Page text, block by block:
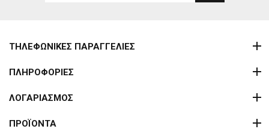
ΤΗΛΕΦΩΝΙΚΕΣ ΠΑΡΑΓΓΕΛΙΕΣ
ΠΛΗΡΟΦΟΡΙΕΣ
ΛΟΓΑΡΙΑΣΜΟΣ
ΠΡΟΪΟΝΤΑ